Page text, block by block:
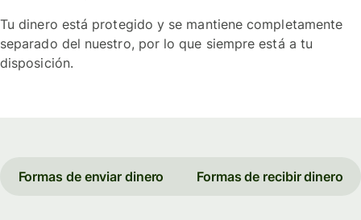
Tu dinero está protegido y se mantiene completamente
separado del nuestro, por lo que siempre está a tu
disposición.
Formas de enviar dinero Formas de recibir dinero